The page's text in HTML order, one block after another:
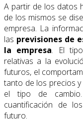
A partir de los datos
de los mismos se
empresa. La
las previsiones de
la empresa. El
relativas a la
futuros, el
tanto de los precios
el tipo de
cuantificación de
futuro.